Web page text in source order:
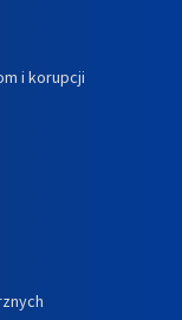
i korupcji